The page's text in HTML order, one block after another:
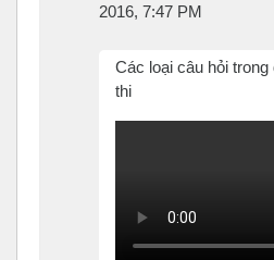
2016, 7:47 PM
Các loại câu hỏi
thi